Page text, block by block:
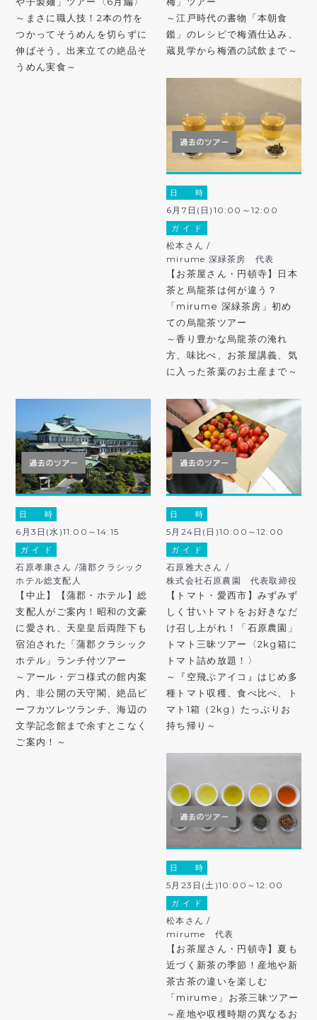
～まさに職人技！2本の竹を
つかってそうめんを切らずに
伸ばそう。出来立ての絶品そ
うめん実食～
～江戸時代の書物「本朝食
鑑」のレシピで梅酒仕込み、
蔵見学から梅酒の試飲まで～
日 時
6月7日(日)10:00～12:00
ガ イ ド
松本さん /
mirume 深緑茶房 代表
【お茶屋さん・円頓寺】日本
茶と烏龍茶は何が違う？
「mirume 深緑茶房」初め
ての烏龍茶ツアー
～香り豊かな烏龍茶の淹れ
方、味比べ、お茶屋講義、気
に入った茶葉のお土産まで～
日 時
6月3日(水)11:00～14:15
ガ イ ド
石原孝康さん /蒲郡クラシック
ホテル総支配人
【中止】【蒲郡・ホテル】総
支配人がご案内！昭和の文豪
に愛され、天皇皇后両陛下も
宿泊された「蒲郡クラシック
ホテル」ランチ付ツアー
～アール・デコ様式の館内案
内、非公開の天守閣、絶品ビ
ーフカツレツランチ、海辺の
文学記念館まで余すとこなく
ご案内！～
日 時
5月24日(日)10:00～12:00
ガ イ ド
石原雅大さん /
株式会社石原農園 代表取締役
【トマト・愛西市】みずみず
しく甘いトマトをお好きなだ
け召し上がれ！「石原農園」
トマト三昧ツアー〈2kg箱に
トマト詰め放題！〉
～『空飛ぶアイコ』はじめ多
種トマト収穫、食べ比べ、ト
マト1箱（2kg）たっぷりお
持ち帰り～
日 時
5月23日(土)10:00～12:00
ガ イ ド
松本さん /
mirume 代表
【お茶屋さん・円頓寺】夏も
近づく新茶の季節！産地や新
茶古茶の違いを楽しむ
「mirume」お茶三昧ツアー
～産地や収穫時期の異なるお